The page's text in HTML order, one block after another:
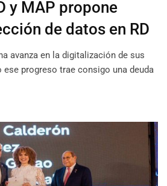
y MAP propone
de datos en RD
avanza en la digitalización de sus
progreso trae consigo una deuda